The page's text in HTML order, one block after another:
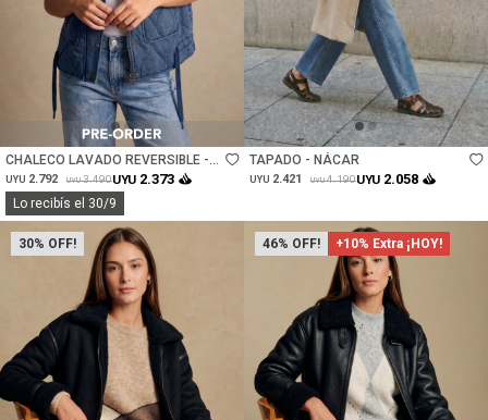
Talle
CHALECO LAVADO REVERSIBLE -
MARINO
UYU 2.792 UYU 3.490UYU 2.373
Lo recibís el 30/9
Talle
TAPADO - NÁCAR
UYU 2.421 UYU 4.190UYU 2.058
30 46 +10% Extra ¡HOY!